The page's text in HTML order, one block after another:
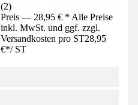
(2)
Preis — 28,95 € * Alle Preise
inkl. MwSt. und ggf. zzgl.
Versandkosten pro ST28,95
€*/ ST